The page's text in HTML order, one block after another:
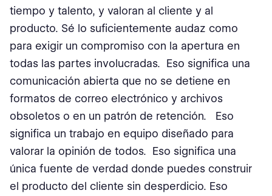
tiempo y talento, y valoran al cliente y al
producto. Sé lo suficientemente audaz como
para exigir un compromiso con la apertura en
todas las partes involucradas. Eso significa una
comunicación abierta que no se detiene en
formatos de correo electrónico y archivos
obsoletos o en un patrón de retención. Eso
significa un trabajo en equipo diseñado para
valorar la opinión de todos. Eso significa una
única fuente de verdad donde puedes construir
el producto del cliente sin desperdicio. Eso